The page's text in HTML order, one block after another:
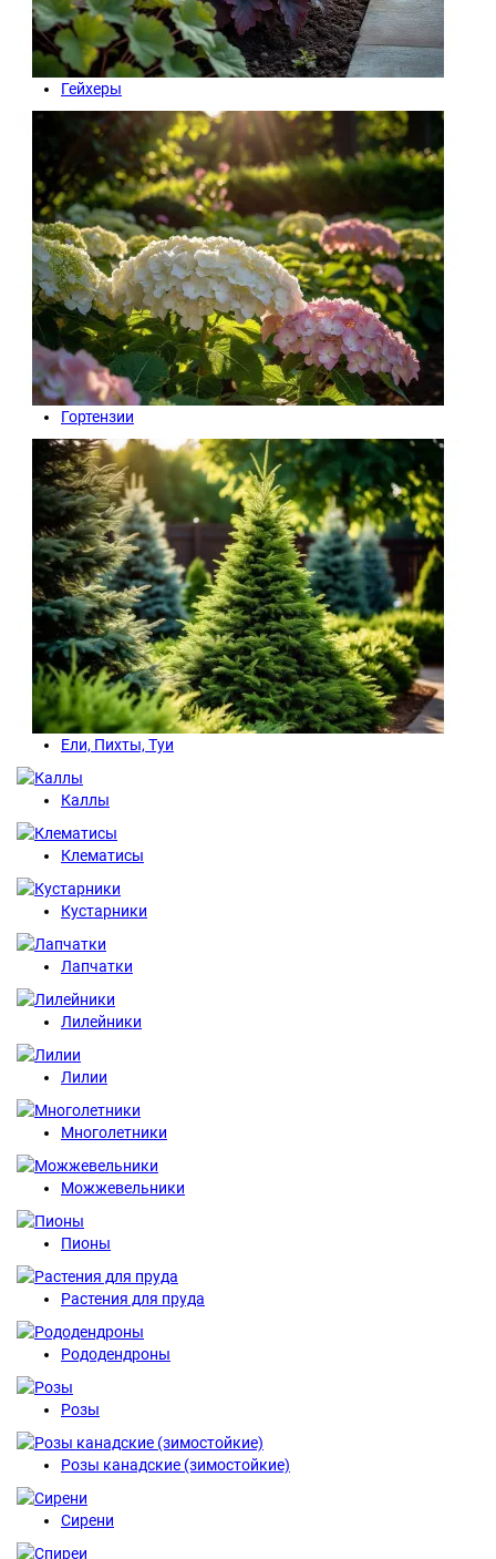
Гейхеры
Гортензии
Ели, Пихты, Туи
Каллы
Клематисы
Кустарники
Лапчатки
Лилейники
Лилии
Многолетники
Можжевельники
Пионы
Растения для пруда
Рододендроны
Розы
Розы канадские (зимостойкие)
Сирени